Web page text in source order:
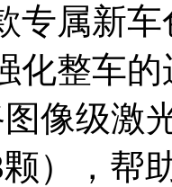
专属新
化整车
像级激
），帮